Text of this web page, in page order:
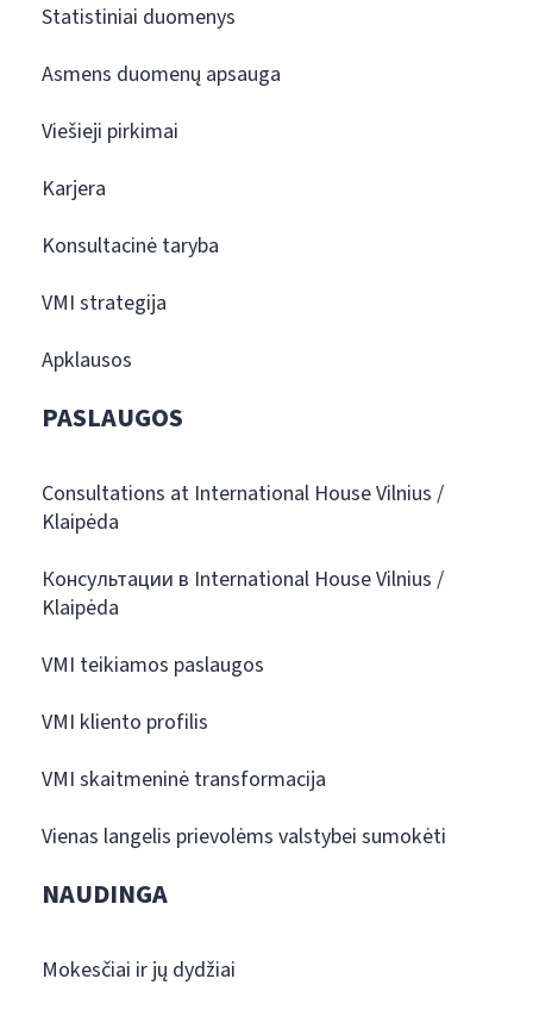
Statistiniai duomenys
Asmens duomenų apsauga
Viešieji pirkimai
Karjera
Konsultacinė taryba
VMI strategija
Apklausos
PASLAUGOS
Consultations at International House Vilnius /
Klaipėda
Консультации в International House Vilnius /
Klaipėda
VMI teikiamos paslaugos
VMI kliento profilis
VMI skaitmeninė transformacija
Vienas langelis prievolėms valstybei sumokėti
NAUDINGA
Mokesčiai ir jų dydžiai